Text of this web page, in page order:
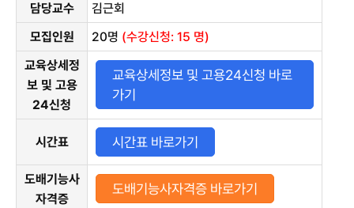
담당교수
김근회
모집인원
20명 (수강신청: 15 명)
교육상세정
보 및 고용
24신청
교육상세정보 및 고용24신청 바로
가기
시간표 시간표 바로가기
도배기능사
자격증
도배기능사자격증 바로가기